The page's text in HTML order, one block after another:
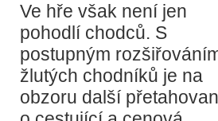
Ve hře však není jen
pohodlí chodců. S
postupným
žlutých chodníků je na
obzoru další